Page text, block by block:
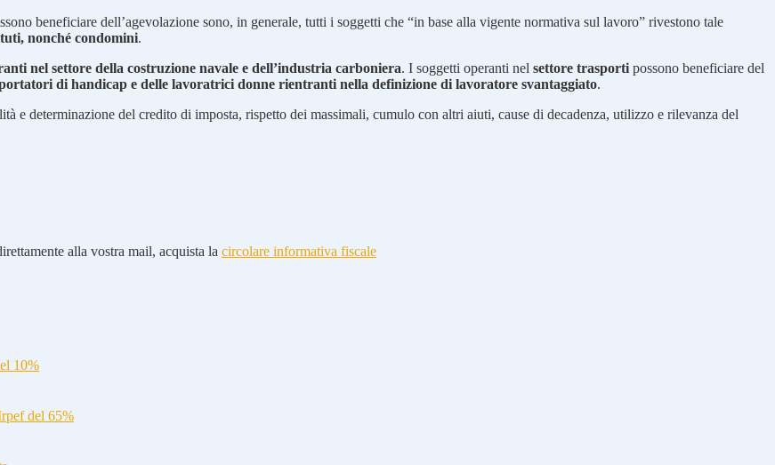
beneficiare dell’agevolazione sono, in generale, tutti i soggetti che “in base alla vigente normativa sul lavoro” rivestono tale
nonché condomini.
nel settore della costruzione navale e dell’industria carboniera. I soggetti operanti nel settore trasporti possono beneficiare del
di handicap e delle lavoratrici donne rientranti nella definizione di lavoratore svantaggiato.
e determinazione del credito di imposta, rispetto dei massimali, cumulo con altri aiuti, cause di decadenza, utilizzo e rilevanza del
alla vostra mail, acquista la circolare informativa fiscale
10%
del 65%